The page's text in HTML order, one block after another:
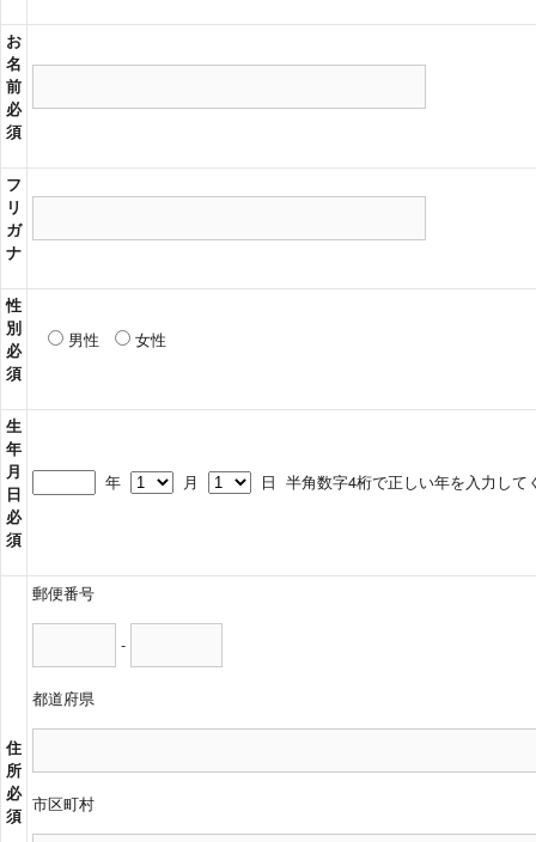
お
名
前
必
須
フ
リ
ガ
ナ
性
別
必
須
男性 女性
生
年
月
日
必
須
年 月 日 半角数字4桁で正しい年を入力して
住
所
必
須
郵便番号
-
都道府県
市区町村